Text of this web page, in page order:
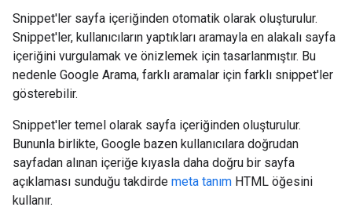
Snippet'ler sayfa içeriğinden otomatik olarak oluşturulur.
Snippet'ler, kullanıcıların yaptıkları aramayla en alakalı sayfa
içeriğini vurgulamak ve önizlemek için tasarlanmıştır. Bu
nedenle Google Arama, farklı aramalar için farklı snippet'ler
gösterebilir.
Snippet'ler temel olarak sayfa içeriğinden oluşturulur.
Bununla birlikte, Google bazen kullanıcılara doğrudan
sayfadan alınan içeriğe kıyasla daha doğru bir sayfa
açıklaması sunduğu takdirde meta tanım HTML öğesini
kullanır.